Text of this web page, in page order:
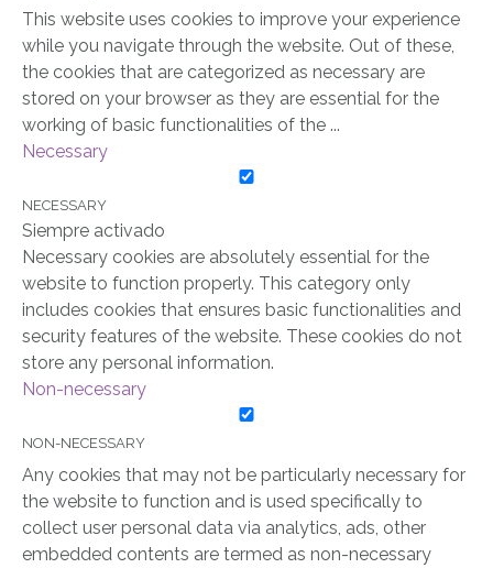
This website uses cookies to improve your experience
while you navigate through the website. Out of these,
the cookies that are categorized as necessary are
stored on your browser as they are essential for the
working of basic functionalities of the ...
Necessary
NECESSARY
Siempre activado
Necessary cookies are absolutely essential for the
website to function properly. This category only
includes cookies that ensures basic functionalities and
security features of the website. These cookies do not
store any personal information.
Non-necessary
NON-NECESSARY
Any cookies that may not be particularly necessary for
the website to function and is used specifically to
collect user personal data via analytics, ads, other
embedded contents are termed as non-necessary